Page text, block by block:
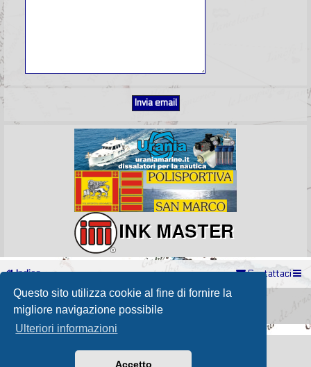
Questo sito utilizza cookie al fine di fornire la
migliore navigazione possibile
Ulteriori informazioni
Accetto
Indice Contattaci
Powered byphpBB® Forum Software © phpBB Limited
Passione Nutica 2017 style created by
Traduzione Italiana